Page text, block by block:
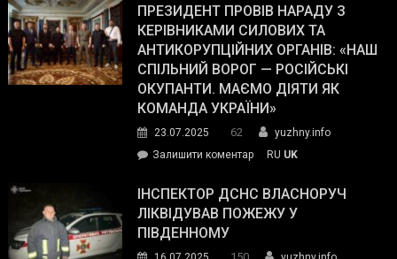
Street
Journal.
Південному
працівникам
ОПЗ
з
матеріального
резерву
гуманітарну
допомогу
ПРЕЗИДЕНТ ПРОВІВ НАРАДУ З
КЕРІВНИКАМИ СИЛОВИХ ТА
АНТИКОРУПЦІЙНИХ ОРГАНІВ: «НАШ
СПІЛЬНИЙ ВОРОГ — РОСІЙСЬКІ
ОКУПАНТИ. МАЄМО ДІЯТИ ЯК
КОМАНДА УКРАЇНИ»
23.07.2025 62
yuzhny.info
Залишити коментарon
провів
нараду
RU UK
ІНСПЕКТОР ДСНС ВЛАСНОРУЧ
ЛІКВІДУВАВ ПОЖЕЖУ У
ПІВДЕННОМУ